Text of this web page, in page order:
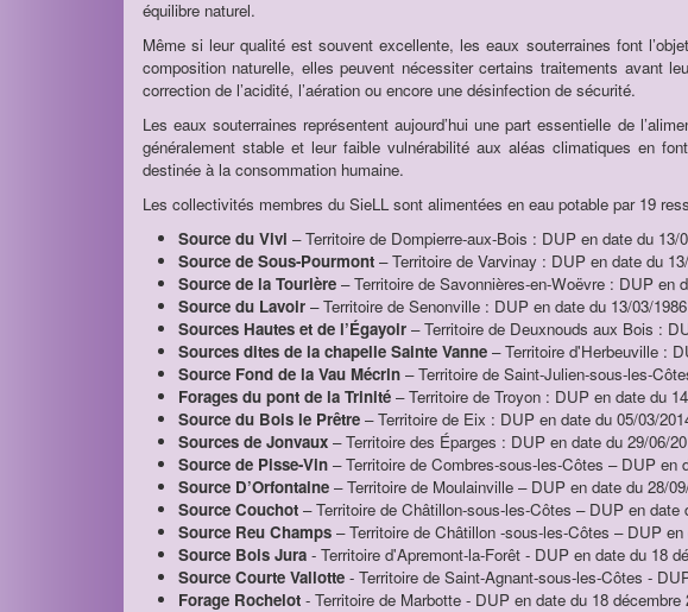
équilibre naturel.
Même si leur qualité est souvent excellente, les eaux souterraines font
composition naturelle, elles peuvent nécessiter certains traitements avant
correction de l’acidité, l’aération ou encore une désinfection de sécurité.
Les eaux souterraines représentent aujourd’hui une part essentielle de
généralement stable et leur faible vulnérabilité aux aléas climatiques en
destinée à la consommation humaine.
Les collectivités membres du SieLL sont alimentées en eau potable par 19
Source du Vivi – Territoire de Dompierre-aux-Bois : DUP en date du 13/
Source de Sous-Pourmont– Territoire de Varvinay : DUP en date du
Source de la Tourière– Territoire de Savonnières-en-Woëvre : DUP en
Source du Lavoir– Territoire de Senonville : DUP en date du 13/03/
Sources Hautes et de l’Égayoir– Territoire de Deuxnouds aux Bois :
Sources dites de la chapelle Sainte Vanne– Territoire d'Herbeuville :
Source Fond de la Vau Mécrin– Territoire de Saint-Julien-sous-les-
Forages du pont de la Trinité– Territoire de Troyon : DUP en date du
Source du Bois le Prêtre– Territoire de Eix : DUP en date du 05/03/
Sources de Jonvaux– Territoire des Éparges : DUP en date du 29/06/
Source de Pisse-Vin– Territoire de Combres-sous-les-Côtes – DUP en
Source D’Orfontaine– Territoire de Moulainville – DUP en date du 28/
Source Couchot– Territoire de Châtillon-sous-les-Côtes – DUP en date
Source Reu Champs– Territoire de Châtillon -sous-les-Côtes – DUP en
Source Bois Jura- Territoire d'Apremont-la-Forêt - DUP en date du 18
Source Courte Vallotte- Territoire de Saint-Agnant-sous-les-Côtes -
Forage Rochelot - Territoire de Marbotte - DUP en date du 18 décembre